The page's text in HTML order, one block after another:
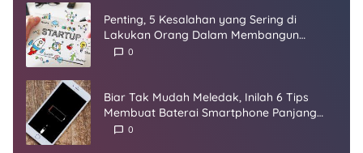
Penting, 5 Kesalahan yang Sering di
Lakukan Orang Dalam Membangun
Startup
0
Biar Tak Mudah Meledak, Inilah 6 Tips
Membuat Baterai Smartphone Panjang
Umur
0